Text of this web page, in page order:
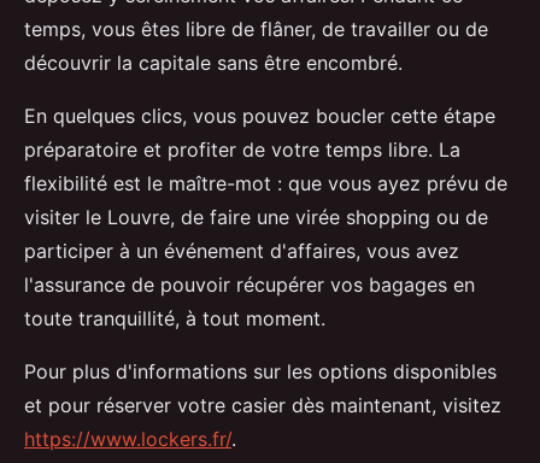
temps, vous êtes libre de flâner, de travailler ou de
découvrir la capitale sans être encombré.
En quelques clics, vous pouvez boucler cette étape
préparatoire et profiter de votre temps libre. La
flexibilité est le maître-mot : que vous ayez prévu de
visiter le Louvre, de faire une virée shopping ou de
participer à un événement d'affaires, vous avez
l'assurance de pouvoir récupérer vos bagages en
toute tranquillité, à tout moment.
Pour plus d'informations sur les options disponibles
et pour réserver votre casier dès maintenant, visitez
https://www.lockers.fr/.